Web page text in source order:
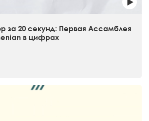
за 20 секунд: Первая Ассамблея
в цифрах